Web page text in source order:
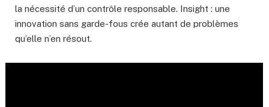
la nécessité d’un contrôle responsable. Insight : une
innovation sans garde-fous crée autant de problèmes
qu’elle n’en résout.